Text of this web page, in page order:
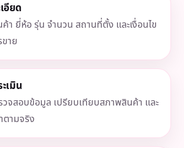
อียด
า ยี่ห้อ รุ่น จำนวน สถานที่ตั้ง และเงื่อนไข
าย
เมิน
จสอบข้อมูล เปรียบเทียบสภาพสินค้า และ
ตามจริง